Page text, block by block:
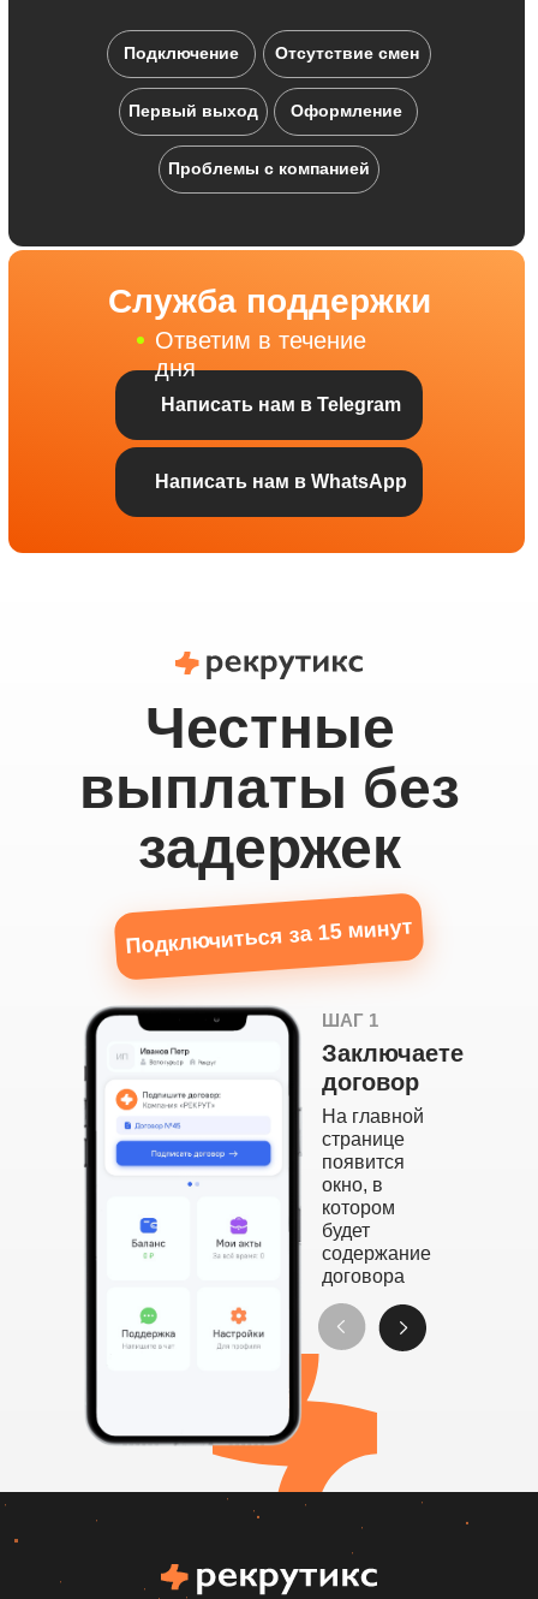
Оформление
Первый выход
Подключение Отсутствие смен
Проблемы с компанией
Написать нам в Telegram
Написать нам в WhatsApp
Ответим в течение
дня
Служба поддержки
Честные
выплаты без
задержек
Подключиться за 15 минут
На главной
странице
появится
окно, в
котором
будет
содержание
договора
Заключаете
договор
ШАГ 1